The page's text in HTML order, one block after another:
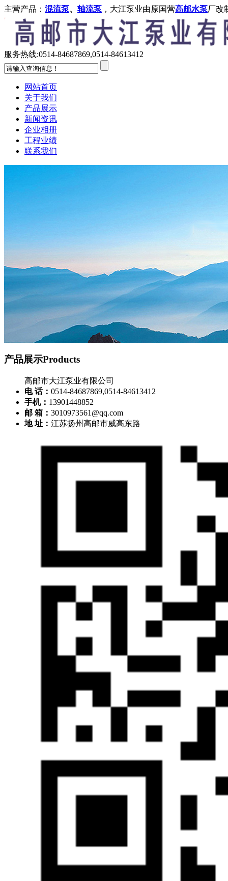
主营产品： 混流泵、 轴流泵 ，大江泵业由原国营高邮水泵厂改
服务热线:0514-84687869,0514-84613412
网站首页
关于我们
产品展示
新闻资讯
企业相册
工程业绩
联系我们
产品展示Products
高邮市大江泵业有限公司
电 话： 0514-84687869,0514-84613412
手机： 13901448852
邮 箱： 3010973561@qq.com
地 址： 江苏扬州高邮市威高东路